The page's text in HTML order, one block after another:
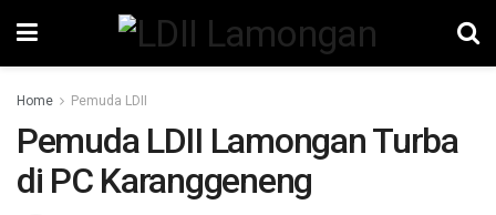
Home Pemuda LDII
Pemuda LDII Lamongan Turba
di PC Karanggeneng